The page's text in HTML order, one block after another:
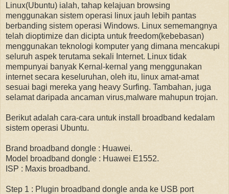
Linux(Ubuntu) ialah, tahap kelajuan browsing
menggunakan sistem operasi linux jauh lebih pantas
berbanding sistem operasi Windows. Linux sememangnya
telah dioptimize dan dicipta untuk freedom(kebebasan)
menggunakan teknologi komputer yang dimana mencakupi
seluruh aspek terutama sekali Internet. Linux tidak
mempunyai banyak Kernal-kernal yang menggunakan
internet secara keseluruhan, oleh itu, linux amat-amat
sesuai bagi mereka yang heavy Surfing. Tambahan, juga
selamat daripada ancaman virus,malware mahupun trojan.
Berikut adalah cara-cara untuk install broadband kedalam
sistem operasi Ubuntu.
Brand broadband dongle : Huawei.
Model broadband dongle : Huawei E1552.
ISP : Maxis broadband.
Step 1 : Plugin broadband dongle anda ke USB port